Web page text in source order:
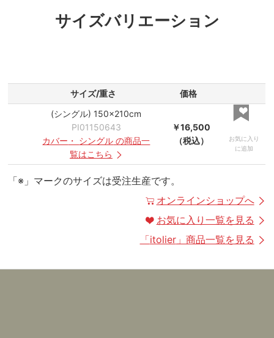
サイズバリエーション
サイズ/重さ
価格
(シングル) 150×210cm
PI01150643
カバー ・ シングル の商品一
覧はこちら
￥16,500
（税込）
お気に入り
に追加
「※」マークのサイズは受注生産です。
オンラインショップへ
お気に入り一覧を見る
「itolier」商品一覧を見る